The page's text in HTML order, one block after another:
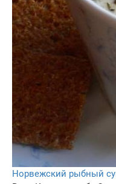
Норвежский рыбный